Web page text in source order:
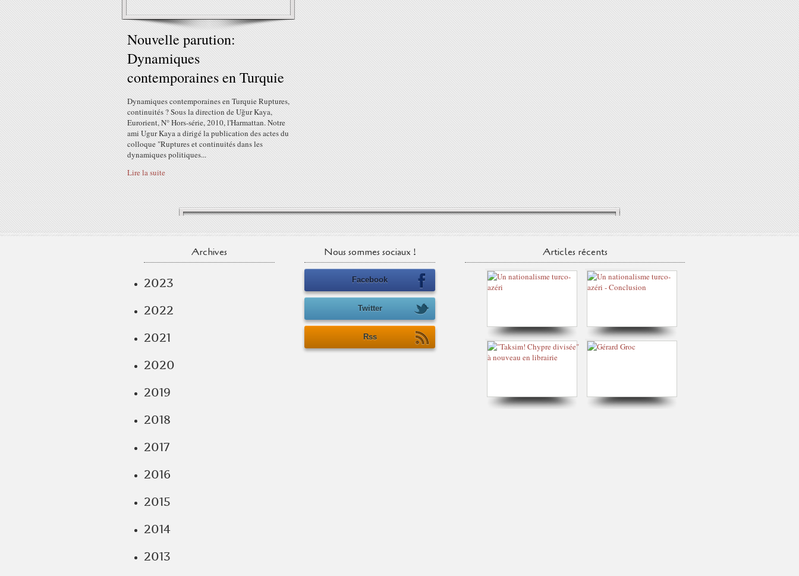
Nouvelle parution:
Dynamiques
contemporaines en Turquie
Dynamiques contemporaines en Turquie Ruptures,
continuités ? Sous la direction de Uğur Kaya,
Eurorient, N° Hors-série, 2010, l'Harmattan. Notre
ami Ugur Kaya a dirigé la publication des actes du
colloque "Ruptures et continuités dans les
dynamiques politiques...
Lire la suite
Archives
2023
2022
2021
2020
2019
2018
2017
2016
2015
2014
2013
Nous sommes sociaux !
Facebook
Twitter
Rss
Articles récents